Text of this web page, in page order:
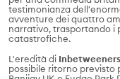
testimonianza
avventure dei quattro
narrativo, trasportando i
catastrofiche.
L'eredità di Inbetweeners
possibile ritorno previsto